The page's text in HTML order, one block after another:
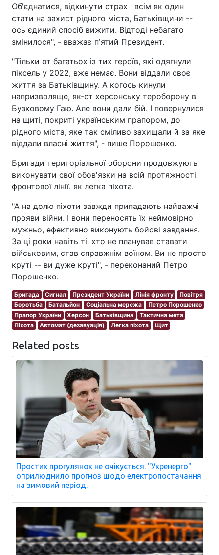
Об'єднатися, відкинути страх і всім як один
стати на захист рідного міста, Батьківщини --
ось єдиний спосіб вижити. Відтоді небагато
змінилося", - вважає пʼятий Президент.
"Тільки от багатьох із тих героїв, які одягнули
піксель у 2022, вже немає. Вони віддали своє
життя за Батьківщину. А когось кинули
напризволяще, як-от херсонську тероборону в
Бузковому Гаю. Але вони дали бій. І повернулися
на щиті, покриті українським прапором, до
рідного міста, яке так сміливо захищали й за яке
віддали власні життя", - пише Порошенко.
Бригади територіальної оборони продовжують
виконувати свої обов'язки на всій протяжності
фронтової лінії. як легка піхота.
"А на долю піхоти завжди припадають найважчі
прояви війни. І вони переносять їх неймовірно
мужньо, ефективно виконують бойові завдання.
За ці роки навіть ті, хто не планував ставати
військовим, став справжнім воїном. Ви не просто
круті -- ви дуже круті", - переконаний Петро
Порошенко.
Бригада Сигнал Президент України Лінія фронту
Повітря
Боротьба
Батальйон Соціальна мережа
Петро Порошенко
Прапор України
Херсон Батьківщина
Тактична мета
Піхота
Автомат (дезавуація) Легка піхота Щит
Related posts
Простих прогулянок не очікується. "Укренерго"
оприлюднило прогноз щодо електропостачання
на зимовий період.